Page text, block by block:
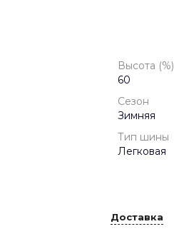
Высота (%)
60
Сезон
Зимняя
Тип шины
Легковая
Доставка